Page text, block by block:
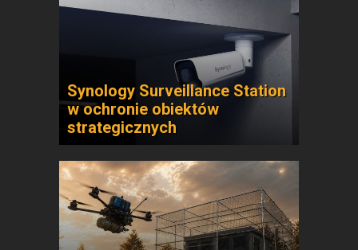
Synology Surveillance Station
w ochronie obiektów
strategicznych